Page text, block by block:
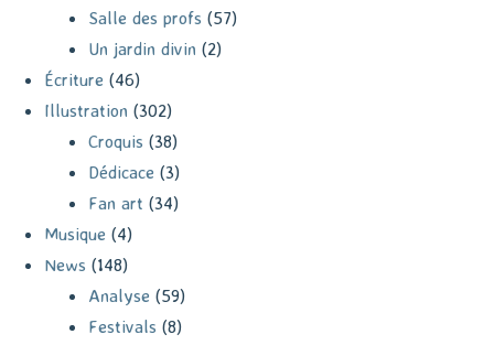
Salle des profs (57)
Un jardin divin (2)
Écriture (46)
Illustration (302)
Croquis (38)
Dédicace (3)
Fan art (34)
Musique (4)
News (148)
Analyse (59)
Festivals (8)